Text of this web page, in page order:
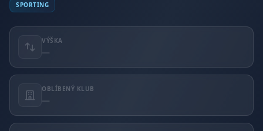
SPORTING
VÝŠKA
—
OBLÍBENÝ KLUB
—